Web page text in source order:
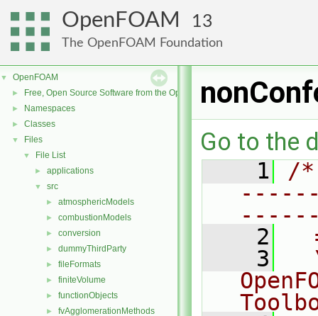
OpenFOAM 13
The OpenFOAM Foundation
▼ OpenFOAM
► Free, Open Source Software from the OpenFOAM Foundation
► Namespaces
► Classes
▼ Files
▼ File List
► applications
▼ src
► atmosphericModels
► combustionModels
► conversion
► dummyThirdParty
► fileFormats
► finiteVolume
► functionObjects
► fvAgglomerationMethods
Go to the
    1
/
    2
    3